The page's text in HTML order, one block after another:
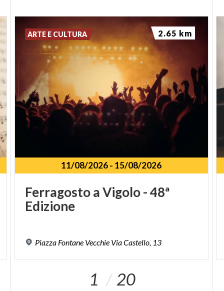
11/08/2026- 15/08/2026
FerragostoaVigolo-48ª
Edizione
Piazza Fontane Vecchie ViaCastello, 13
ARTE E CULTURA 2.65 km
1 20